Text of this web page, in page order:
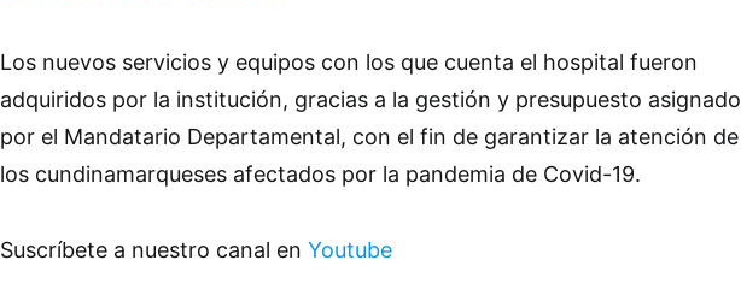
Los nuevos servicios y equipos con los que cuenta el hospital fueron
adquiridos por la institución, gracias a la gestión y presupuesto asignado
por el Mandatario Departamental, con el fin de garantizar la atención de
los cundinamarqueses afectados por la pandemia de Covid-19.
Suscríbete a nuestro canal en Youtube